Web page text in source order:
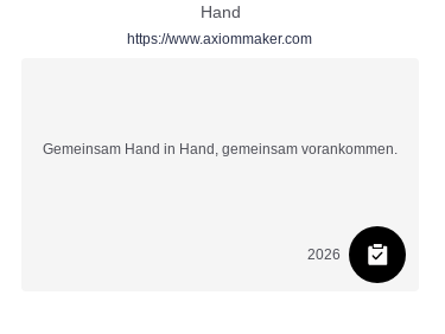
Hand
2026
Gemeinsam Hand in Hand, gemeinsam vorankommen.
https://www.axiommaker.com